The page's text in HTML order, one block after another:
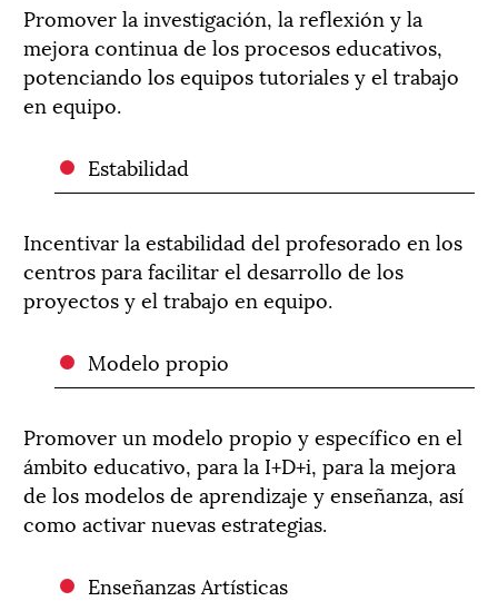
Promover la investigación, la reflexión y la
mejora continua de los procesos educativos,
potenciando los equipos tutoriales y el trabajo
en equipo.
Estabilidad
Incentivar la estabilidad del profesorado en los
centros para facilitar el desarrollo de los
proyectos y el trabajo en equipo.
Modelo propio
Promover un modelo propio y específico en el
ámbito educativo, para la I+D+i, para la mejora
de los modelos de aprendizaje y enseñanza, así
como activar nuevas estrategias.
Enseñanzas Artísticas